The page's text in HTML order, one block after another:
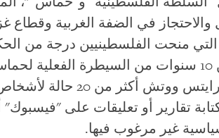
منحت الفلسطينيين درجة من
أكثر من 10 سنوات من السيطرة
هيومن رايتس ووتش
تقارير أو تعليقات على "فيسبوك"
غير مرغوب فيها.